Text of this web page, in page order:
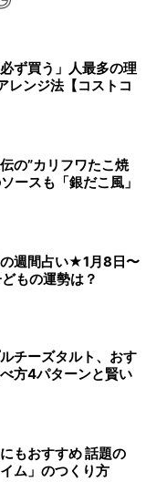
ず買う」人最多の理
レンジ法【コストコ
の”カリフワたこ焼
ースも「銀だこ風」
週間占い★1月8日〜
もの運勢は？
チーズタルト、おす
方4パターンと賢い
もおすすめ 話題の
ム」のつくり方